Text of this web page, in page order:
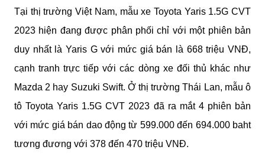
Tại thị trường Việt Nam, mẫu xe Toyota Yaris 1.5G CVT
2023 hiện đang được phân phối chỉ với một phiên bản
duy nhất là Yaris G với mức giá bán là 668 triệu VNĐ,
cạnh tranh trực tiếp với các dòng xe đối thủ khác như
Mazda 2 hay Suzuki Swift. Ở thị trường Thái Lan, mẫu ô
tô Toyota Yaris 1.5G CVT 2023 đã ra mắt 4 phiên bản
với mức giá bán dao động từ 599.000 đến 694.000 baht
tương đương với 378 đến 470 triệu VNĐ.